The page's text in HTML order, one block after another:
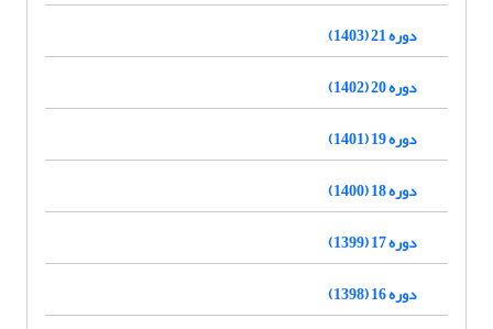
دوره 21 (1403)
دوره 20 (1402)
دوره 19 (1401)
دوره 18 (1400)
دوره 17 (1399)
دوره 16 (1398)